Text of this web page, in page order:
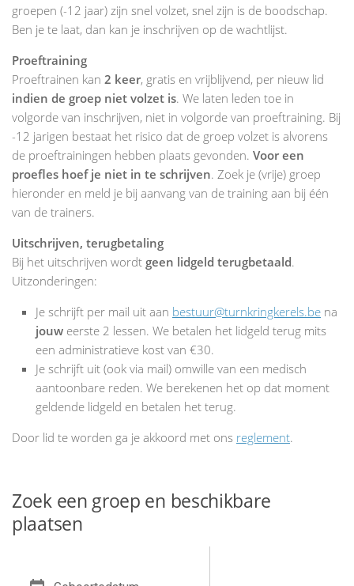
groepen (-12 jaar) zijn snel volzet, snel zijn is de boodschap.
Ben je te laat, dan kan je inschrijven op de wachtlijst.
Proeftraining
Proeftrainen kan 2 keer, gratis en vrijblijvend, per nieuw lid
indien de groep niet volzet is. We laten leden toe in
volgorde van inschrijven, niet in volgorde van proeftraining. Bij
-12 jarigen bestaat het risico dat de groep volzet is alvorens
de proeftrainingen hebben plaats gevonden. Voor een
proefles hoef je niet in te schrijven. Zoek je (vrije) groep
hieronder en meld je bij aanvang van de training aan bij één
van de trainers.
Uitschrijven, terugbetaling
Bij het uitschrijven wordt geen lidgeld terugbetaald.
Uitzonderingen:
Je schrijft per mail uit aan bestuur@turnkringkerels.be na
jouw eerste 2 lessen. We betalen het lidgeld terug mits
een administratieve kost van €30.
Je schrijft uit (ook via mail) omwille van een medisch
aantoonbare reden. We berekenen het op dat moment
geldende lidgeld en betalen het terug.
Door lid te worden ga je akkoord met ons reglement.
Zoek een groep en beschikbare
plaatsen